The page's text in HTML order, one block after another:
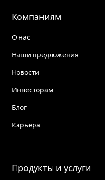
Компаниям
О нас
Наши предложения
Новости
Инвесторам
Блог
Карьера
Продукты и услуги